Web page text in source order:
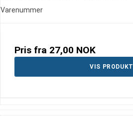
Varenummer
Pris fra 27,00 NOK
VIS PRODUKT